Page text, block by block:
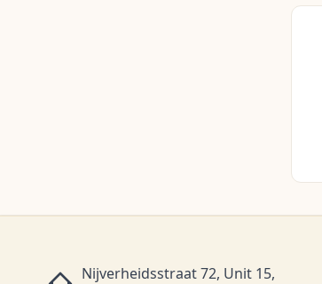
Nijverheidsstraat 72, Unit 15,